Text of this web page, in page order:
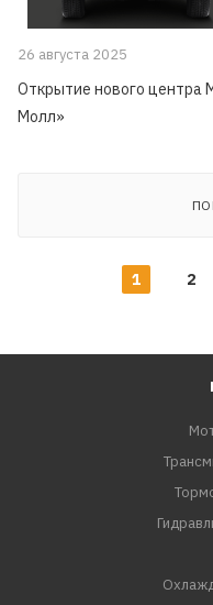
26 августа 2025
Открытие нового центра
Молл»
1 2